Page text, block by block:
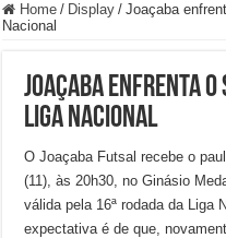
Home / Display / Joaçaba
Nacional
Joaçaba enfrenta o
Liga Nacional
O Joaçaba Futsal recebe o
(11), às 20h30, no Ginásio
válida pela 16ª rodada da Liga
expectativa é de que,